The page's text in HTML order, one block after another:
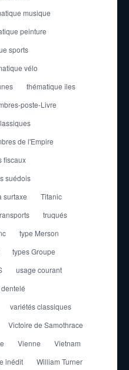
musique
peinture
sports
vélo
thématique îles
poste-Livre
de l'Empire
fiscaux
suédois
surtaxe
Titanic
truqués
type Merson
types Groupe
usage courant
variétés classiques
Victoire de Samothrace
Vienne
Vietnam
inédit
William Turner